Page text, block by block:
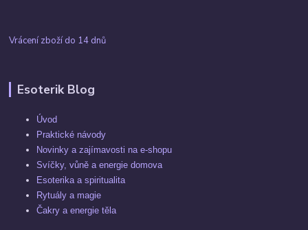
Vrácení zboží do 14 dnů
Esoterik Blog
Úvod
Praktické návody
Novinky a zajímavosti na e-shopu
Svíčky, vůně a energie domova
Esoterika a spiritualita
Rytuály a magie
Čakry a energie těla